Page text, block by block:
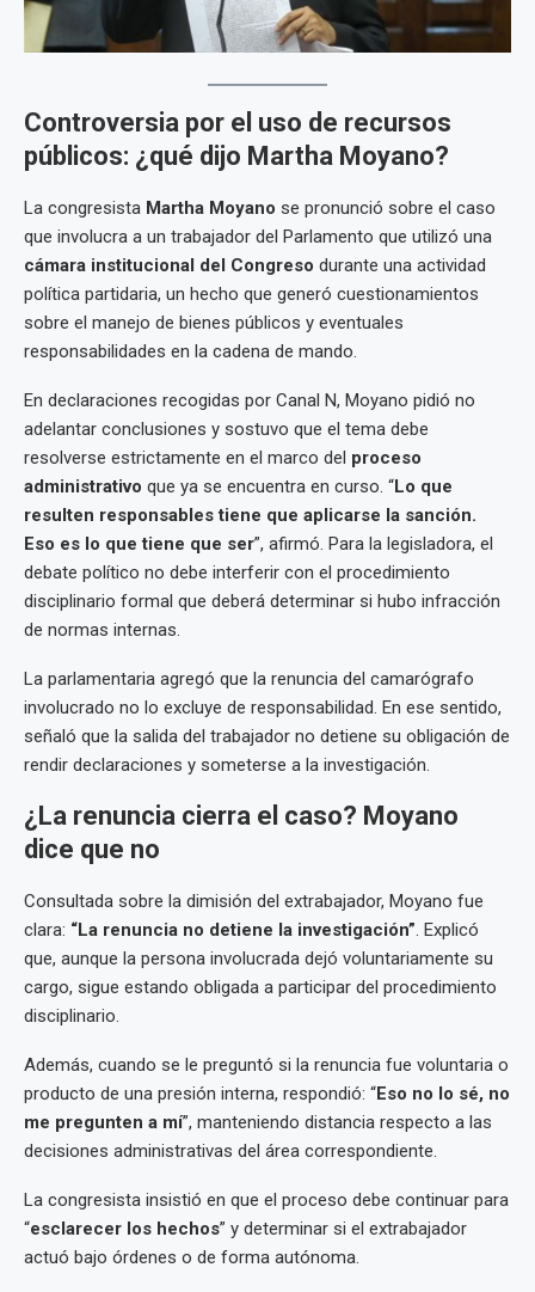
Controversia por el uso de recursos
públicos: ¿qué dijo Martha Moyano?
La congresista Martha Moyano se pronunció sobre el caso
que involucra a un trabajador del Parlamento que utilizó una
cámara institucional del Congreso durante una actividad
política partidaria, un hecho que generó cuestionamientos
sobre el manejo de bienes públicos y eventuales
responsabilidades en la cadena de mando.
En declaraciones recogidas por Canal N, Moyano pidió no
adelantar conclusiones y sostuvo que el tema debe
resolverse estrictamente en el marco del proceso
administrativo que ya se encuentra en curso. “Lo que
resulten responsables tiene que aplicarse la sanción.
Eso es lo que tiene que ser”, afirmó. Para la legisladora, el
debate político no debe interferir con el procedimiento
disciplinario formal que deberá determinar si hubo infracción
de normas internas.
La parlamentaria agregó que la renuncia del camarógrafo
involucrado no lo excluye de responsabilidad. En ese sentido,
señaló que la salida del trabajador no detiene su obligación de
rendir declaraciones y someterse a la investigación.
¿La renuncia cierra el caso? Moyano
dice que no
Consultada sobre la dimisión del extrabajador, Moyano fue
clara: “La renuncia no detiene la investigación”. Explicó
que, aunque la persona involucrada dejó voluntariamente su
cargo, sigue estando obligada a participar del procedimiento
disciplinario.
Además, cuando se le preguntó si la renuncia fue voluntaria o
producto de una presión interna, respondió: “Eso no lo sé, no
me pregunten a mí”, manteniendo distancia respecto a las
decisiones administrativas del área correspondiente.
La congresista insistió en que el proceso debe continuar para
“esclarecer los hechos” y determinar si el extrabajador
actuó bajo órdenes o de forma autónoma.